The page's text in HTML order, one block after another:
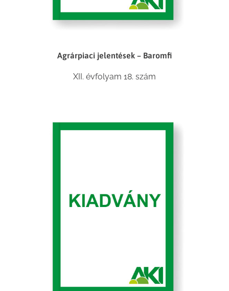
Agrárpiaci jelentések – Baromfi
XII. évfolyam 18. szám